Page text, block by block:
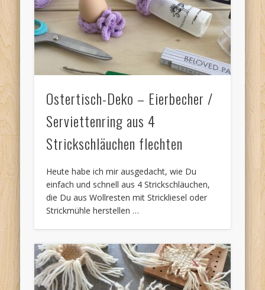
Ostertisch-Deko – Eierbecher /
Serviettenring aus 4
Strickschläuchen flechten
Heute habe ich mir ausgedacht, wie Du
einfach und schnell aus 4 Strickschläuchen,
die Du aus Wollresten mit Strickliesel oder
Strickmühle herstellen …